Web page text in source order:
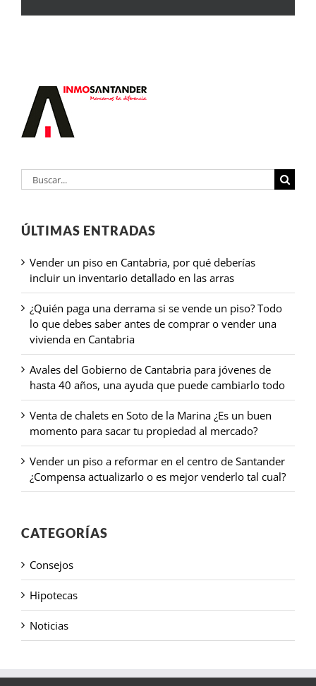
Buscar:
ÚLTIMAS ENTRADAS
Vender un piso en Cantabria, por qué deberías
incluir un inventario detallado en las arras
¿Quién paga una derrama si se vende un piso? Todo
lo que debes saber antes de comprar o vender una
vivienda en Cantabria
Avales del Gobierno de Cantabria para jóvenes de
hasta 40 años, una ayuda que puede cambiarlo todo
Venta de chalets en Soto de la Marina ¿Es un buen
momento para sacar tu propiedad al mercado?
Vender un piso a reformar en el centro de Santander
¿Compensa actualizarlo o es mejor venderlo tal cual?
CATEGORÍAS
Consejos
Hipotecas
Noticias